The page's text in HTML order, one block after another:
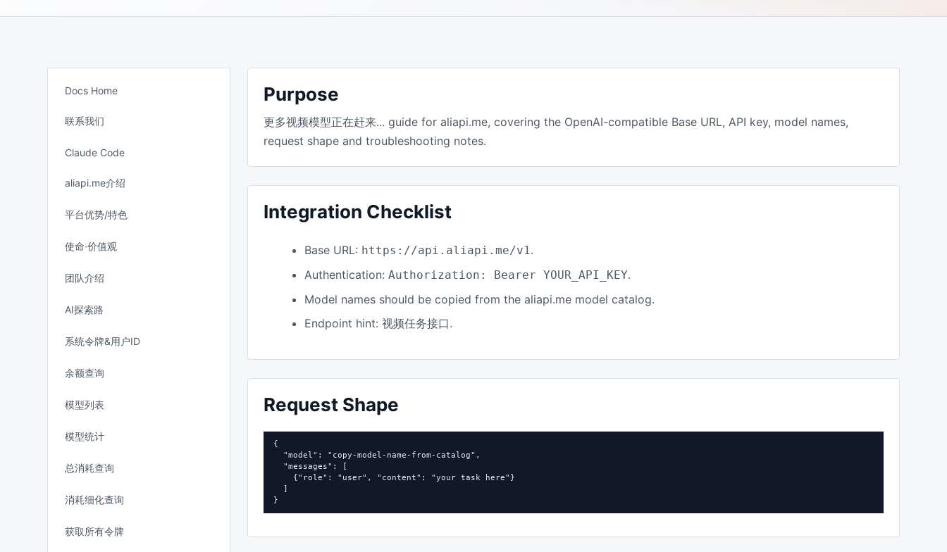
Docs Home
联系我们
Claude Code
aliapi.me介绍
平台优势/特色
使命·价值观
团队介绍
AI探索路
系统令牌&用户ID
余额查询
模型列表
模型统计
总消耗查询
消耗细化查询
获取所有令牌
Purpose
更多视频模型正在赶来... guide for aliapi.me, covering the OpenAI-compatible Base URL, API key, model names,
request shape and troubleshooting notes.
Integration Checklist
Base URL: https://api.aliapi.me/v1.
Authentication:Authorization: Bearer YOUR_API_KEY.
Model names should be copied from the aliapi.me model catalog.
Endpoint hint:视频任务接口.
Request Shape
{
  "model": "copy-model-name-from-catalog",
  "messages": [
    {"role": "user", "content": "your task here"}
  ]
}